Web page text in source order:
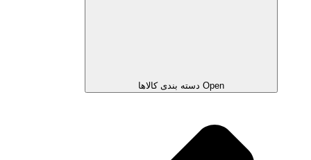
Open دسته بندی کالاها